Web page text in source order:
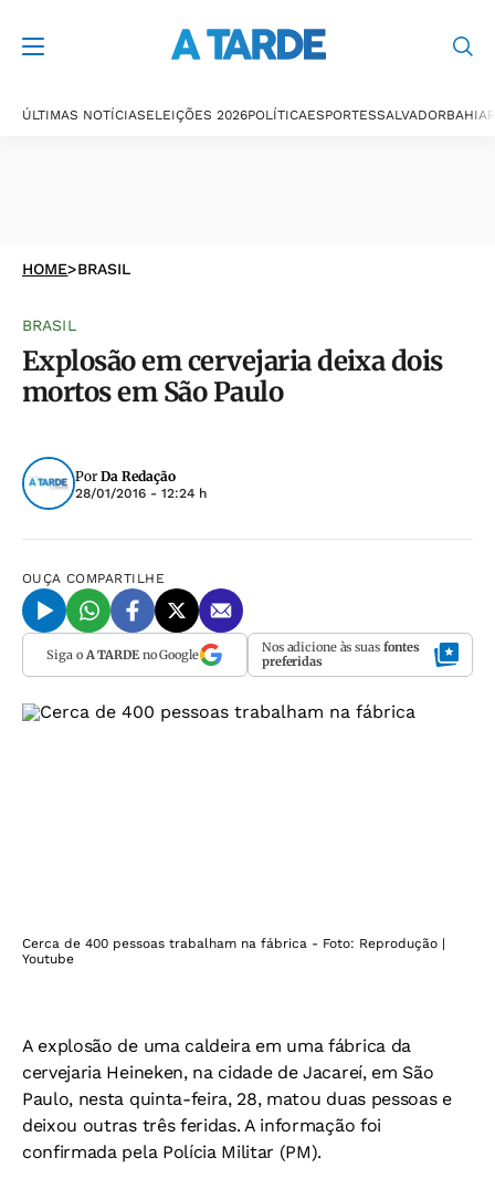
ÚLTIMAS NOTÍCIASELEIÇÕES 2026POLÍTICAESPORTESSALVADORBAHIA
HOME>BRASIL
BRASIL
Explosão em cervejaria deixa dois
mortos em São Paulo
Por Da Redação
28/01/2016 - 12:24 h
OUÇA COMPARTILHE
Siga o A TARDEno Google Nos adicione às suas fontes
preferidas
Cerca de 400 pessoas trabalham na fábrica - Foto: Reprodução |
Youtube
A explosão de uma caldeira em uma fábrica da
cervejaria Heineken, na cidade de Jacareí, em São
Paulo, nesta quinta-feira, 28, matou duas pessoas e
deixou outras três feridas. A informação foi
confirmada pela Polícia Militar (PM).